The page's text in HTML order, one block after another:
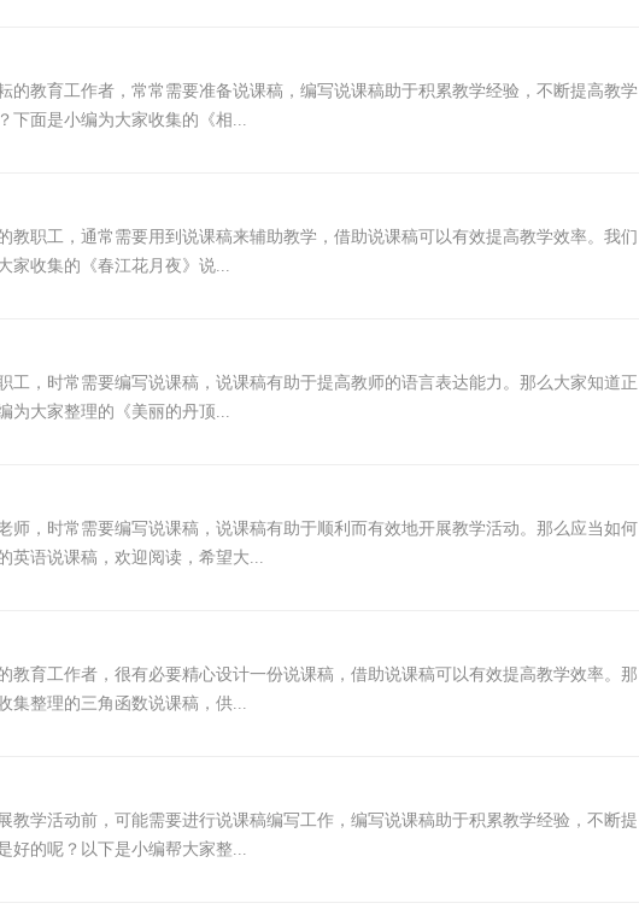
的教育工作者，常常需要准备说课稿，编写说课稿助于积累教学经验，不断提高教学
下面是小编为大家收集的《相...
教职工，通常需要用到说课稿来辅助教学，借助说课稿可以有效提高教学效率。我们
家收集的《春江花月夜》说...
工，时常需要编写说课稿，说课稿有助于提高教师的语言表达能力。那么大家知道正
为大家整理的《美丽的丹顶...
师，时常需要编写说课稿，说课稿有助于顺利而有效地开展教学活动。那么应当如何
语说课稿，欢迎阅读，希望大...
教育工作者，很有必要精心设计一份说课稿，借助说课稿可以有效提高教学效率。那
集整理的三角函数说课稿，供...
教学活动前，可能需要进行说课稿编写工作，编写说课稿助于积累教学经验，不断提
好的呢？以下是小编帮大家整...